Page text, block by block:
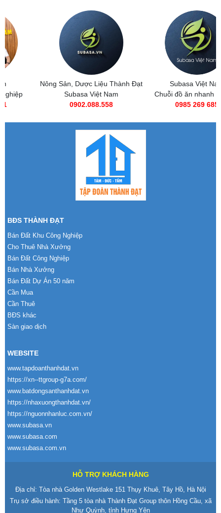
Nông Sản, Dược Liệu Thành Đạt
Subasa Việt Nam
0902.088.558
Subasa Việt Nam
Chuỗi đồ ăn nhanh Subasa
0985 269 685
BĐS THÀNH ĐẠT
Bán Đất Khu Công Nghiệp
Cho Thuê Nhà Xưởng
Bán Đất Công Nghiệp
Bán Nhà Xưởng
Bán Đất Dự Án 50 năm
Cần Mua
Cần Thuê
BĐS khác
Sàn giao dịch
WEBSITE
www.tapdoanthanhdat.vn
https://xn--ttgroup-g7a.com/
www.batdongsanthanhdat.vn
https://nhaxuongthanhdat.vn/
https://nguonnhanluc.com.vn/
www.subasa.vn
www.subasa.com
www.subasa.com.vn
HỖ TRỢ KHÁCH HÀNG
Địa chỉ: Tòa nhà Golden Westlake 151 Thụy Khuê, Tây Hồ, Hà Nội
Trụ sở điều hành: Tầng 5 tòa nhà Thành Đạt Group thôn Hồng Cầu, xã
Như Quỳnh, tỉnh Hưng Yên